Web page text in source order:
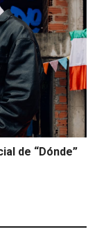
de “Dónde”